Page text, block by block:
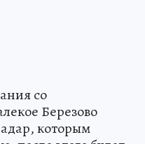
со
Березово
которым